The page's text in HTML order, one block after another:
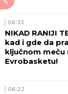
06:33
NIKAD RANIJI
kad i gde da
ključnom meču
Evrobasketu!
06:22